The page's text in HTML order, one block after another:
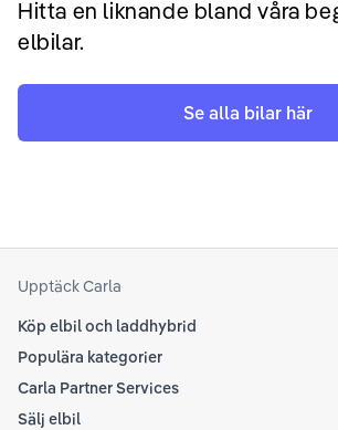
Hitta en liknande bland våra
elbilar.
Se alla bilar här
Upptäck Carla
Köp elbil och laddhybrid
Populära kategorier
Carla Partner Services
Sälj elbil